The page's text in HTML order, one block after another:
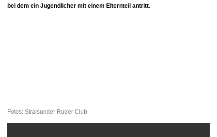
bei dem ein Jugendlicher mit einem Elternteil antritt.
Fotos: Stralsunder Ruder Club